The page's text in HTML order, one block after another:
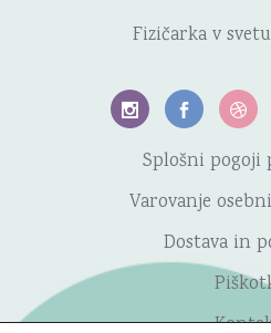
Fizičarka v
Splošni pogoji
Varovanje
Dostava in